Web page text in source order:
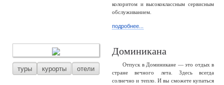
колоритом и высококлассным сервисным
обслуживанием.
подробнее...
туры курорты отели
Доминикана
Отпуск в Доминикане — это отдых в
стране вечного лета. Здесь всегда
солнечно и тепло. И вы сможете купаться